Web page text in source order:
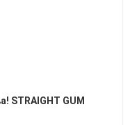
STRAIGHT GUM